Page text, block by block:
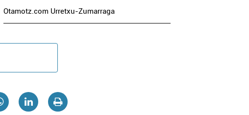
Otamotz.com Urretxu-Zumarraga